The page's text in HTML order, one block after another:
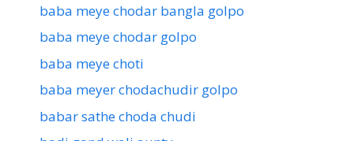
baba meye chodar bangla golpo
baba meye chodar golpo
baba meye choti
baba meyer chodachudir golpo
babar sathe choda chudi